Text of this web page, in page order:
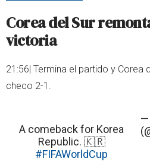
Corea del Sur
victoria
21:56| Termina el partido y Corea
checo 2-1.
A comeback for Korea
Republic. 🇰🇷
#FIFAWorldCup
—